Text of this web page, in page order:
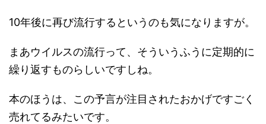
10年後に再び流行するというのも気になりますが。
まあウイルスの流行って、そういうふうに定期的に
繰り返すものらしいですしね。
本のほうは、この予言が注目されたおかげですごく
売れてるみたいです。